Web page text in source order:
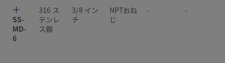
SS-
MD-
6
316 ス
テンレ
ス鋼
3/8 イン
チ
NPTおね
じ
- -